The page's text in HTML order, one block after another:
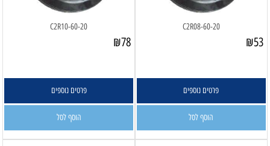
C2R08-60-20
₪53
פרטים נוספים
הוסף לסל
C2R10-60-20
₪78
פרטים נוספים
הוסף לסל